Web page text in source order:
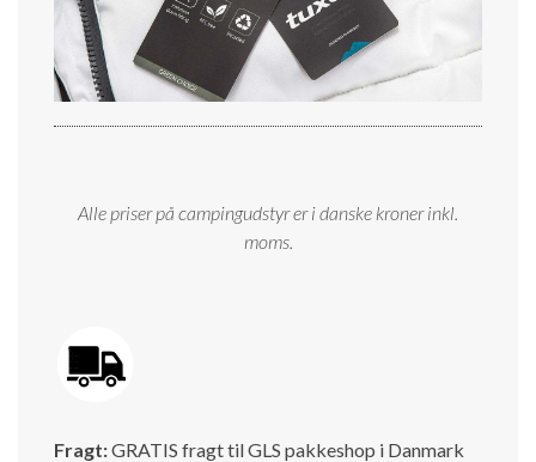
Alle priser på campingudstyr er i danske kroner inkl.
moms.
Fragt:GRATIS fragt til GLS pakkeshop i Danmark